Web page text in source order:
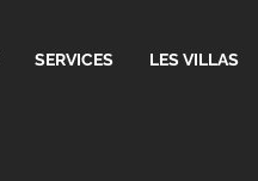
SERVICES LES VILLAS